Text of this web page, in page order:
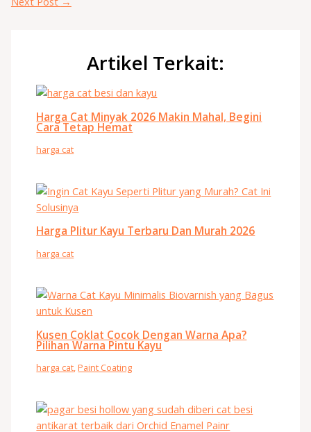
Artikel Terkait:
Harga Cat Minyak 2026 Makin Mahal, Begini
Cara Tetap Hemat
harga cat
Harga Plitur Kayu Terbaru Dan Murah 2026
harga cat
Kusen Coklat Cocok Dengan Warna Apa?
Pilihan Warna Pintu Kayu
harga cat,Paint Coating